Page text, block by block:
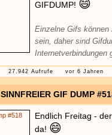
GIFDUMP! 😄
Einzelne Gifs können
sein, daher sind
Internetverbindungen
27.942 Aufrufe vor 6 Jahren
SINNFREIER GIF DUMP
Endlich Freitag -
da! 😄